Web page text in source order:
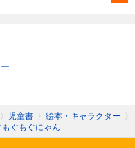
〉 児童書 〉 絵本・キャラクター 〉
ぐもぐにゃん